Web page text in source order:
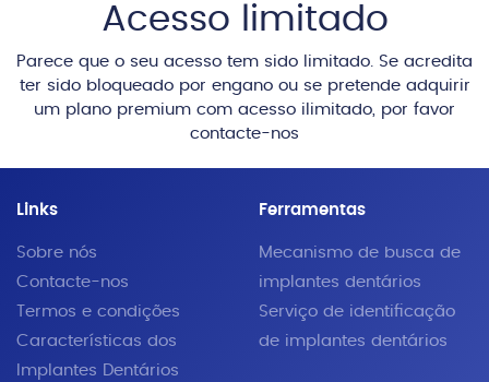
Acesso limitado
Parece que o seu acesso tem sido limitado. Se acredita
ter sido bloqueado por engano ou se pretende adquirir
um plano premium com acesso ilimitado, por favor
contacte-nos
Links
Sobre nós
Contacte-nos
Termos e condições
Características dos
Implantes Dentários
Ferramentas
Mecanismo de busca de
implantes dentários
Serviço de identificação
de implantes dentários